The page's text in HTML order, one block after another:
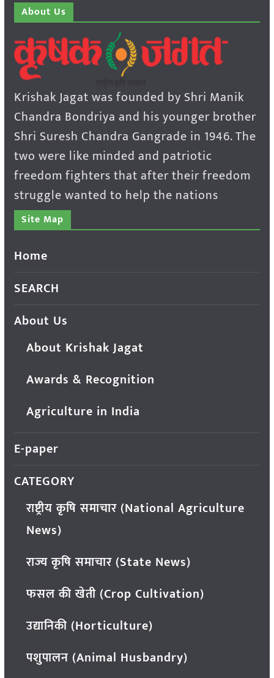
About Us
Krishak Jagat was founded by Shri Manik
Chandra Bondriya and his younger brother
Shri Suresh Chandra Gangrade in 1946. The
two were like minded and patriotic
freedom fighters that after their freedom
struggle wanted to help the nations
Site Map
Home
SEARCH
About Us
About Krishak Jagat
Awards & Recognition
Agriculture in India
E-paper
CATEGORY
राष्ट्रीय कृषि समाचार (National Agriculture
News)
राज्य कृषि समाचार (State News)
फसल की खेती (Crop Cultivation)
उद्यानिकी (Horticulture)
पशुपालन (Animal Husbandry)